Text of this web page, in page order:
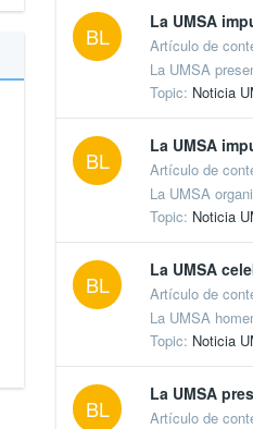
BL
La UMSA
Artículo de
La UMSA
Topic: Noticia
BL
La UMSA
Artículo de
La UMSA
Topic: Noticia
BL
La UMSA
Artículo de
La UMSA
Topic: Noticia
BL
La UMSA
Artículo de